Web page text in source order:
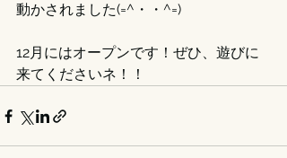
動かされました(=^・・^=)
12月にはオープンです！ぜひ、遊びに
来てくださいネ！！